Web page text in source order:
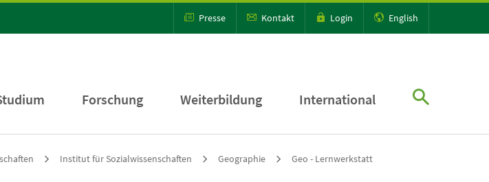
Presse Kontakt Login English
Forschung Weiterbildung International
Institut für Sozialwissenschaften Geographie
Geo - Lernwerkstatt